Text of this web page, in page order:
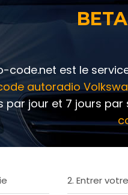
BETA
code.net est le
autoradio
par jour et 7 jours par
2. Entrer